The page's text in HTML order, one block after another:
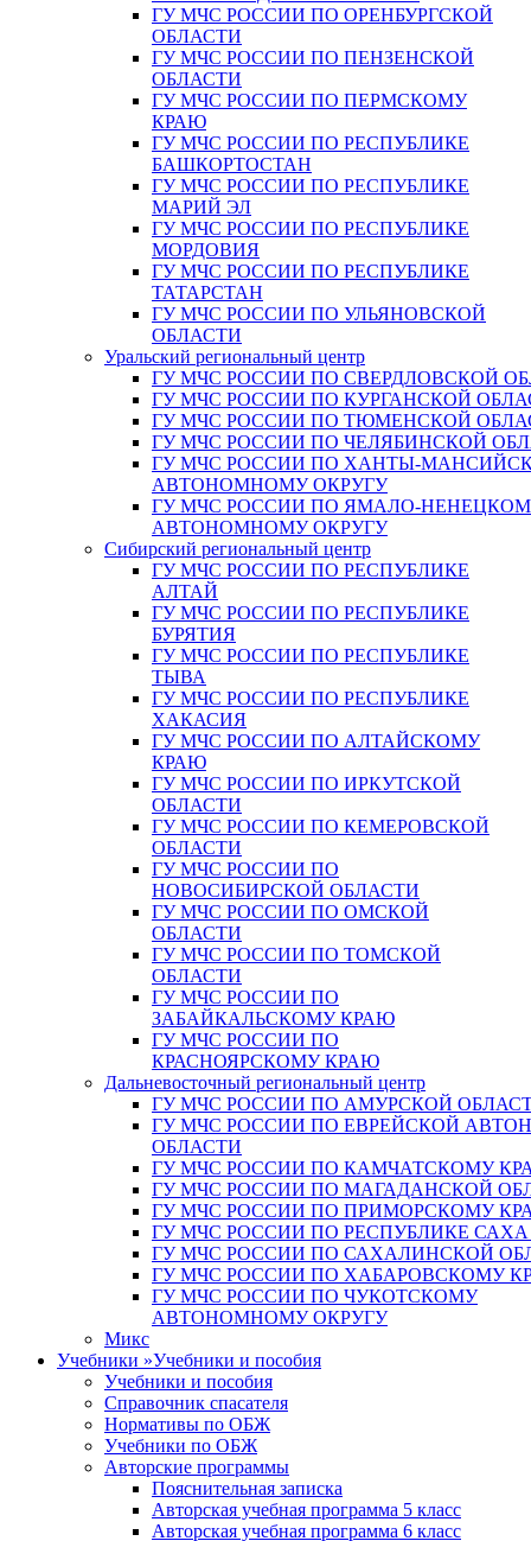
ГУ МЧС РОССИИ ПО ОРЕНБУРГСКОЙ
ОБЛАСТИ
ГУ МЧС РОССИИ ПО ПЕНЗЕНСКОЙ
ОБЛАСТИ
ГУ МЧС РОССИИ ПО ПЕРМСКОМУ
КРАЮ
ГУ МЧС РОССИИ ПО РЕСПУБЛИКЕ
БАШКОРТОСТАН
ГУ МЧС РОССИИ ПО РЕСПУБЛИКЕ
МАРИЙ ЭЛ
ГУ МЧС РОССИИ ПО РЕСПУБЛИКЕ
МОРДОВИЯ
ГУ МЧС РОССИИ ПО РЕСПУБЛИКЕ
ТАТАРСТАН
ГУ МЧС РОССИИ ПО УЛЬЯНОВСКОЙ
ОБЛАСТИ
Уральский региональный центр
ГУ МЧС РОССИИ ПО СВЕРДЛОВСКОЙ
ГУ МЧС РОССИИ ПО КУРГАНСКОЙ
ГУ МЧС РОССИИ ПО ТЮМЕНСКОЙ
ГУ МЧС РОССИИ ПО ЧЕЛЯБИНСКОЙ
ГУ МЧС РОССИИ ПО ХАНТЫ-
АВТОНОМНОМУ ОКРУГУ
ГУ МЧС РОССИИ ПО ЯМАЛО-
АВТОНОМНОМУ ОКРУГУ
Сибирский региональный центр
ГУ МЧС РОССИИ ПО РЕСПУБЛИКЕ
АЛТАЙ
ГУ МЧС РОССИИ ПО РЕСПУБЛИКЕ
БУРЯТИЯ
ГУ МЧС РОССИИ ПО РЕСПУБЛИКЕ
ТЫВА
ГУ МЧС РОССИИ ПО РЕСПУБЛИКЕ
ХАКАСИЯ
ГУ МЧС РОССИИ ПО АЛТАЙСКОМУ
КРАЮ
ГУ МЧС РОССИИ ПО ИРКУТСКОЙ
ОБЛАСТИ
ГУ МЧС РОССИИ ПО КЕМЕРОВСКОЙ
ОБЛАСТИ
ГУ МЧС РОССИИ ПО
НОВОСИБИРСКОЙ ОБЛАСТИ
ГУ МЧС РОССИИ ПО ОМСКОЙ
ОБЛАСТИ
ГУ МЧС РОССИИ ПО ТОМСКОЙ
ОБЛАСТИ
ГУ МЧС РОССИИ ПО
ЗАБАЙКАЛЬСКОМУ КРАЮ
ГУ МЧС РОССИИ ПО
КРАСНОЯРСКОМУ КРАЮ
Дальневосточный региональный центр
ГУ МЧС РОССИИ ПО АМУРСКОЙ
ГУ МЧС РОССИИ ПО ЕВРЕЙСКОЙ
ОБЛАСТИ
ГУ МЧС РОССИИ ПО КАМЧАТСКОМУ
ГУ МЧС РОССИИ ПО МАГАДАНСКОЙ
ГУ МЧС РОССИИ ПО ПРИМОРСКОМУ
ГУ МЧС РОССИИ ПО РЕСПУБЛИКЕ
ГУ МЧС РОССИИ ПО САХАЛИНСКОЙ
ГУ МЧС РОССИИ ПО ХАБАРОВСКОМУ
ГУ МЧС РОССИИ ПО ЧУКОТСКОМУ
АВТОНОМНОМУ ОКРУГУ
Микс
Учебники »Учебники и пособия
Учебники и пособия
Справочник спасателя
Нормативы по ОБЖ
Учебники по ОБЖ
Авторские программы
Пояснительная записка
Авторская учебная программа 5 класс
Авторская учебная программа 6 класс